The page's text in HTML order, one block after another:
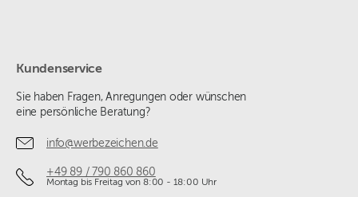
Kundenservice
Sie haben Fragen, Anregungen oder wünschen
eine persönliche Beratung?
info@werbezeichen.de
+49 89 / 790 860 860
Montag bis Freitag von 8:00 - 18:00 Uhr